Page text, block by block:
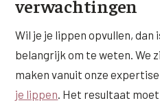
verwachtingen
Wil je je lippen opvullen, dan
belangrijk om te weten. We
maken vanuit onze
je lippen. Het resultaat